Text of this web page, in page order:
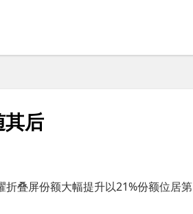
后
叠屏份额大幅提升以21%份额位居第